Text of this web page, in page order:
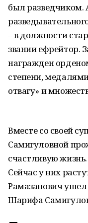
был разведчиком.
– в должности
звании ефрейтор.
награжден
степени,
отвагу» и
Вместе со своей
Самигуловной
счастливую
Сейчас у них
Рамазанович ушел
Шарифа